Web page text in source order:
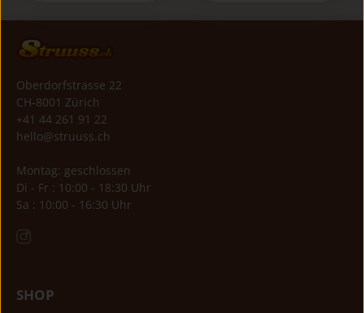
Oberdorfstrasse 22
CH-8001 Zürich
+41 44 261 91 22
hello@struuss.ch
Montag: geschlossen
Di - Fr : 10:00 - 18:30 Uhr
Sa : 10:00 - 16:30 Uhr
SHOP